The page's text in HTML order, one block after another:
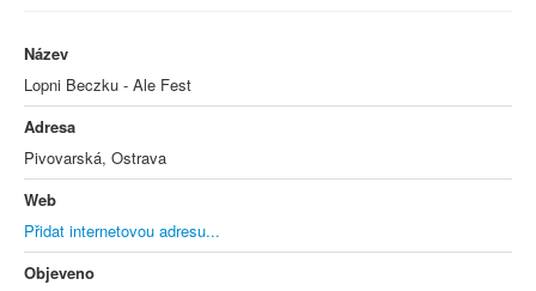
Název
Lopni Beczku - Ale Fest
Adresa
Pivovarská, Ostrava
Web
Přidat internetovou adresu...
Objeveno